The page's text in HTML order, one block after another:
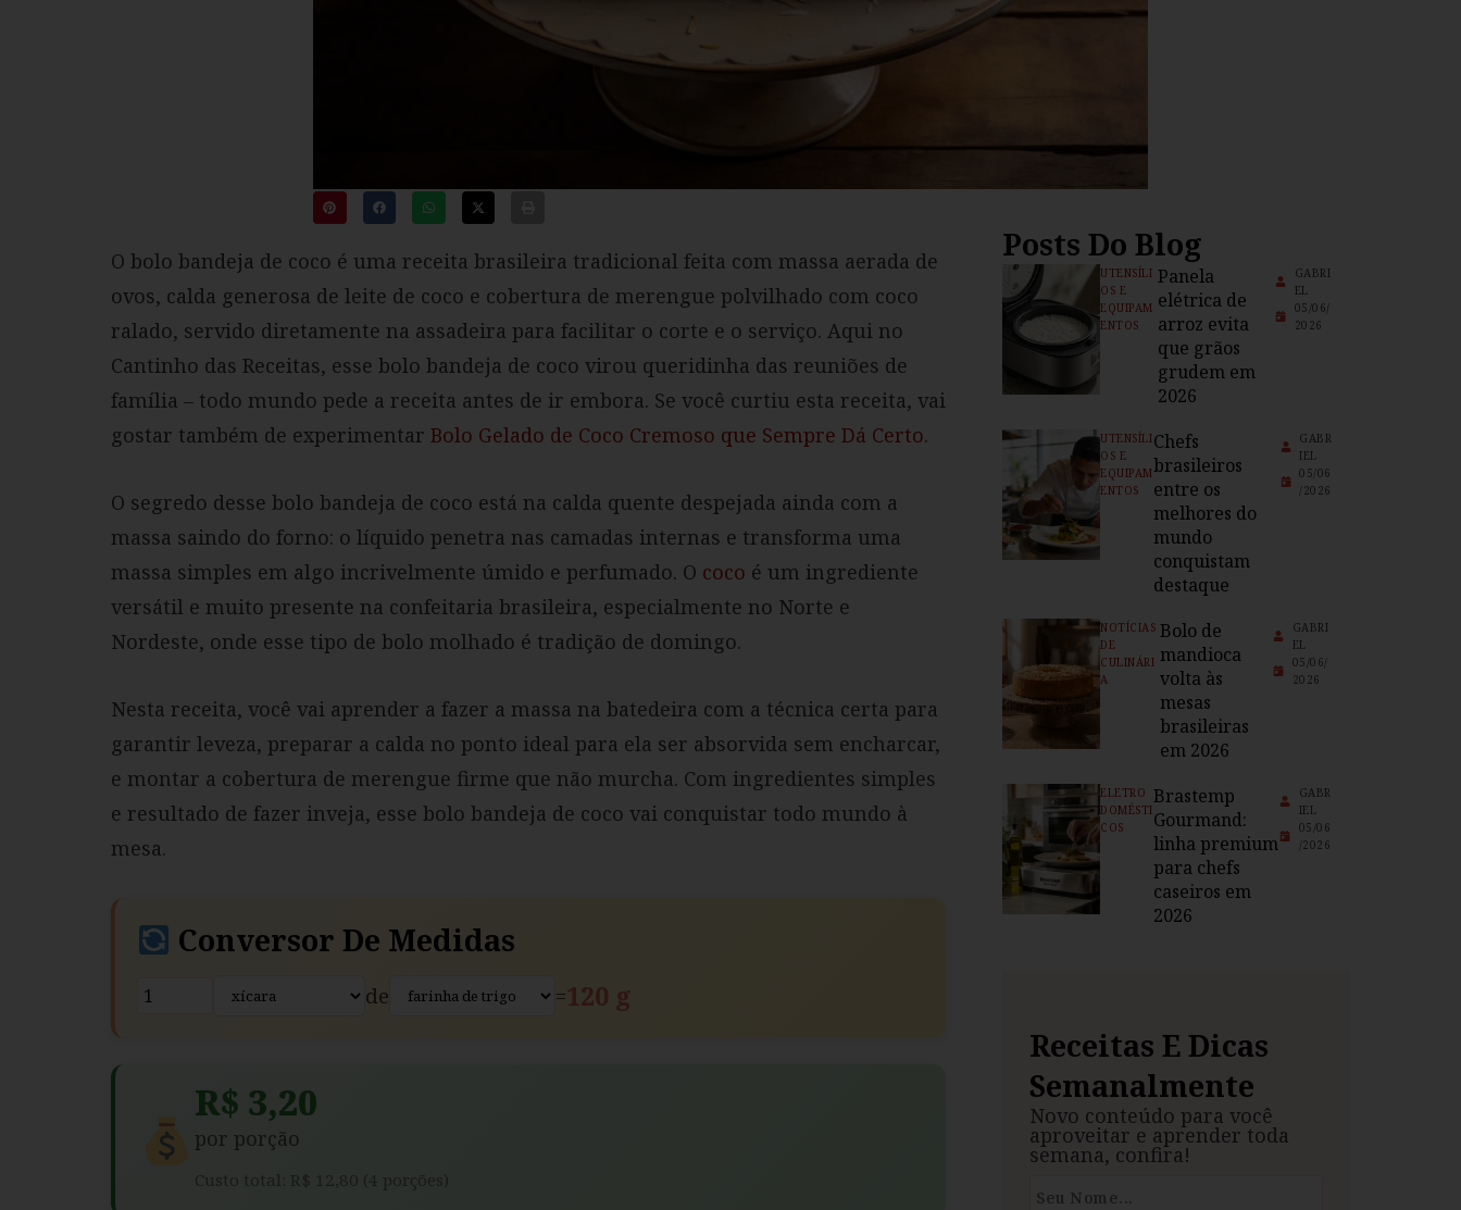
O bolo bandeja de coco é uma receita brasileira tradicional feita com massa aerada de
ovos, calda generosa de leite de coco e cobertura de merengue polvilhado com coco
ralado, servido diretamente na assadeira para facilitar o corte e o serviço. Aqui no
Cantinho das Receitas, esse bolo bandeja de coco virou queridinha das reuniões de
família – todo mundo pede a receita antes de ir embora. Se você curtiu esta receita, vai
gostar também de experimentar Bolo Gelado de Coco Cremoso que Sempre Dá Certo.
O segredo desse bolo bandeja de coco está na calda quente despejada ainda com a
massa saindo do forno: o líquido penetra nas camadas internas e transforma uma
massa simples em algo incrivelmente úmido e perfumado. O coco é um ingrediente
versátil e muito presente na confeitaria brasileira, especialmente no Norte e
Nordeste, onde esse tipo de bolo molhado é tradição de domingo.
Nesta receita, você vai aprender a fazer a massa na batedeira com a técnica certa para
garantir leveza, preparar a calda no ponto ideal para ela ser absorvida sem encharcar,
e montar a cobertura de merengue firme que não murcha. Com ingredientes simples
e resultado de fazer inveja, esse bolo bandeja de coco vai conquistar todo mundo à
mesa.
Conversor De Medidas
de =120 g
R$ 3,20
por porção
Custo total: R$ 12,80 (4 porções)
Posts Do Blog
UTENSÍLI
OS E
EQUIPAM
ENTOS
Panela
elétrica de
arroz evita
que grãos
grudem em
2026
GABRI
EL
05/06/
2026
UTENSÍLI
OS E
EQUIPAM
ENTOS
Chefs
brasileiros
entre os
melhores do
mundo
conquistam
destaque
GABR
IEL
05/06
/2026
NOTÍCIAS
DE
CULINÁRI
A
Bolo de
mandioca
volta às
mesas
brasileiras
em 2026
GABRI
EL
05/06/
2026
ELETRO
DOMÉSTI
COS
Brastemp
Gourmand:
linha premium
para chefs
caseiros em
2026
GABR
IEL
05/06
/2026
Receitas E Dicas
Semanalmente
Novo conteúdo para você
aproveitar e aprender toda
semana, confira!